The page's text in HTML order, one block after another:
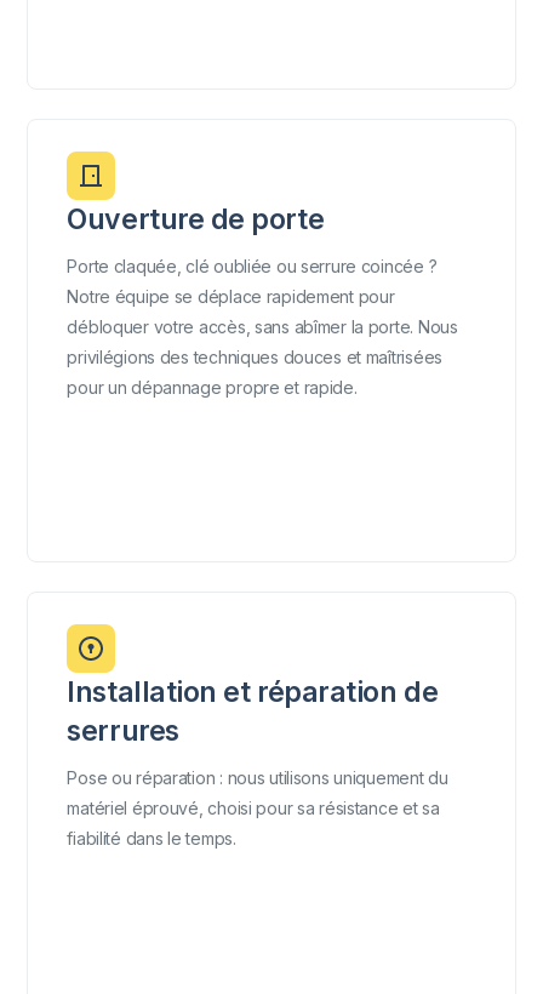
Ouverture de porte
Porte claquée, clé oubliée ou serrure coincée ?
Notre équipe se déplace rapidement pour
débloquer votre accès, sans abîmer la porte. Nous
privilégions des techniques douces et maîtrisées
pour un dépannage propre et rapide.
Installation et réparation de
serrures
Pose ou réparation : nous utilisons uniquement du
matériel éprouvé, choisi pour sa résistance et sa
fiabilité dans le temps.